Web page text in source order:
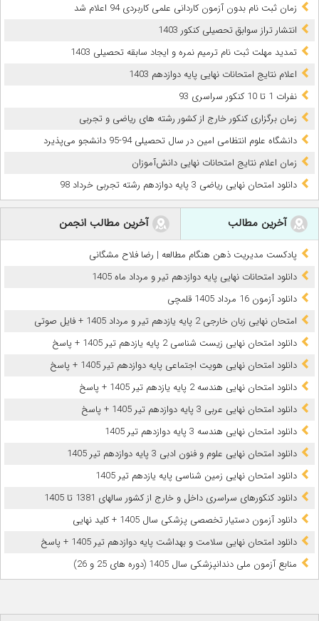
زمان ثبت نام بدون آزمون کاردانی علمی کاربردی 94 اعلام شد
انتشار تراز سوابق تحصیلی کنکور 1403
تمدید مهلت ثبت نام ترمیم نمره و ایجاد سابقه تحصیلی 1403
اعلام نتایج امتحانات نهایی پایه دوازدهم 1403
نفرات 1 تا 10 کنکور سراسری 93
زمان برگزاری کنکور خارج از کشور رشته های ریاضی و تجربی
دانشگاه علوم انتظامی امین در سال تحصیلی 94-95 دانشجو می‌پذیرد
زمان اعلام نتایج امتحانات نهایی دانش‌آموزان
دانلود امتحان نهایی ریاضی 3 پایه دوازدهم رشته تجربی خرداد 98
آخرین مطالب آخرین مطالب انجمن
پادکست مدیریت ذهن هنگام مطالعه | رضا فلاح مشگانی
دانلود امتحانات نهایی پایه دوازدهم تیر و مرداد ماه 1405
دانلود آزمون 16 مرداد 1405 قلمچی
امتحان نهایی زبان خارجی 2 پایه یازدهم تیر و مرداد 1405 + فایل صوتی
دانلود امتحان نهایی زیست شناسی 2 پایه یازدهم تیر 1405 + پاسخ
دانلود امتحان نهایی هویت اجتماعی پایه دوازدهم تیر 1405 + پاسخ
دانلود امتحان نهایی هندسه 2 پایه یازدهم تیر 1405 + پاسخ
دانلود امتحان نهایی عربی 3 پایه دوازدهم تیر 1405 + پاسخ
دانلود امتحان نهایی هندسه 3 پایه دوازدهم تیر 1405
دانلود امتحان نهایی علوم و فنون ادبی 3 پایه دوازدهم تیر 1405
دانلود امتحان نهایی زمین شناسی پایه یازدهم تیر 1405
دانلود کنکورهای سراسری داخل و خارج از کشور سالهای 1381 تا 1405
دانلود آزمون دستیار تخصصی پزشکی سال 1405 + کلید نهایی
دانلود امتحان نهایی سلامت و بهداشت پایه دوازدهم تیر 1405 + پاسخ
ﻣﻨﺎﺑﻊ آزﻣﻮن ﻣﻠﯽ دندانپزشکی سال 1405 (دوره های 25 و 26)